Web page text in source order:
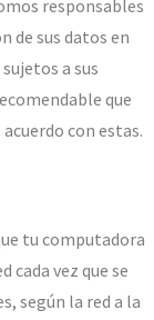
responsables
de sus datos en
a sus
que
con estas.
tu computadora
cada vez que se
según la red a la